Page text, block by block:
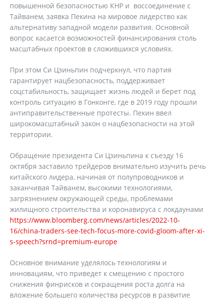
повышенной безопасностью КНР и воссоединение с
Тайванем, заявка Пекина на мировое лидерство как
альтернативу западной модели развития. Основной
вопрос касается возможностей финансирования столь
масштабных проектов в сложившихся условиях.
При этом Си Цзиньпин подчеркнул, что партия
гарантирует нацбезопасность, поддерживает
соцстабильность, защищает жизнь людей и берет под
контроль ситуацию в Гонконге, где в 2019 году прошли
антиправительственные протесты. Пекин ввел
широкомасштабный закон о нацбезопасности на этой
территории.
Обращение президента Си Цзиньпина к съезду 16
октября заставило трейдеров внимательно изучить речь
китайского лидера, начиная от полупроводников и
заканчивая Тайванем, высокими технологиями,
загрязнением окружающей среды, проблемами
жилищного строительства и коронавируса с локдаунами
https://www.bloomberg.com/news/articles/2022-10-
16/china-traders-see-tech-focus-more-covid-gloom-after-xi-
s-speech?srnd=premium-europe
Основное внимание уделялось технологиям и
инновациям, что приведет к смещению с простого
снижения финрисков и сокращения роста долга на
вложение большего количества ресурсов в развитие